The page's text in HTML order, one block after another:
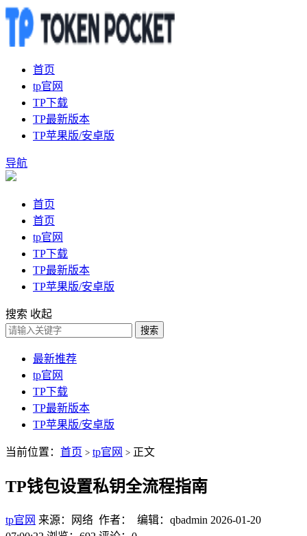
首页
tp官网
TP下载
TP最新版本
TP苹果版/安卓版
导航
首页
首页
tp官网
TP下载
TP最新版本
TP苹果版/安卓版
搜索 收起
搜索
最新推荐
tp官网
TP下载
TP最新版本
TP苹果版/安卓版
当前位置： 首页 > tp官网 > 正文
TP钱包设置私钥全流程指南
tp官网 来源：网络 作者： 编辑：qbadmin 2026-01-20